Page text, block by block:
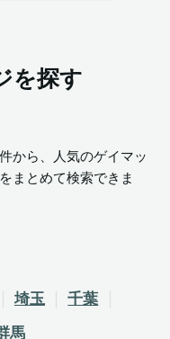
を探す
から、人気のゲイマッ
まとめて検索できま
埼玉
千葉
馬